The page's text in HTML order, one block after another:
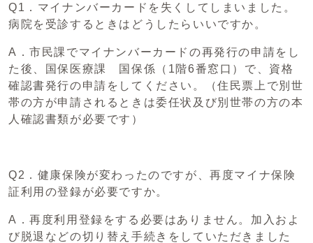
Q1．マイナンバーカードを失くしてしまいました。
病院を受診するときはどうしたらいいですか。
A．市民課でマイナンバーカードの再発行の申請をし
た後、国保医療課 国保係（1階6番窓口）で、資格
確認書発行の申請をしてください。（住民票上で別世
帯の方が申請されるときは委任状及び別世帯の方の本
人確認書類が必要です）
Q2．健康保険が変わったのですが、再度マイナ保険
証利用の登録が必要ですか。
A．再度利用登録をする必要はありません。加入およ
び脱退などの切り替え手続きをしていただきました